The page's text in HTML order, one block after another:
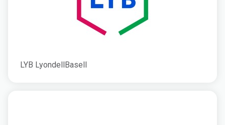
LYB LyondellBasell